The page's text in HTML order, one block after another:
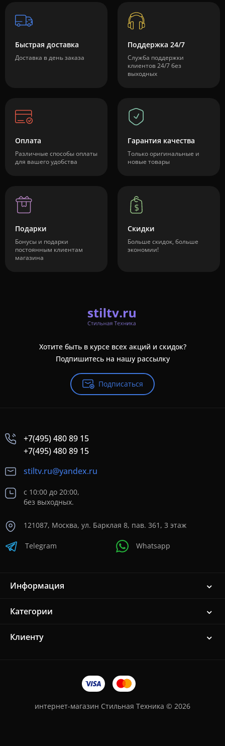
Быстрая доставка
Доставка в день заказа
Поддержка 24/7
Служба поддержки
клиентов 24/7 без
выходных
Оплата
Различные способы оплаты
для вашего удобства
Гарантия качества
Только оригинальные и
новые товары
Подарки
Бонусы и подарки
постоянным клиентам
магазина
Скидки
Больше скидок, больше
экономии!
Хотите быть в курсе всех акций и скидок?
Подпишитесь на нашу рассылку
Подписаться
+7(495) 480 89 15
+7(495) 480 89 15
stiltv.ru@yandex.ru
с 10:00 до 20:00,
без выходных.
121087, Москва, ул. Барклая 8, пав. 361, 3 этаж
Telegram Whatsapp
Информация
Категории
Клиенту
интернет-магазин Стильная Техника © 2026